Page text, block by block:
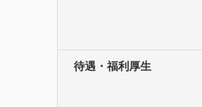
待遇・福利厚生